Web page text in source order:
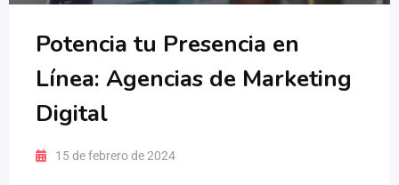
Potencia tu Presencia en
Línea: Agencias de Marketing
Digital
15 de febrero de 2024